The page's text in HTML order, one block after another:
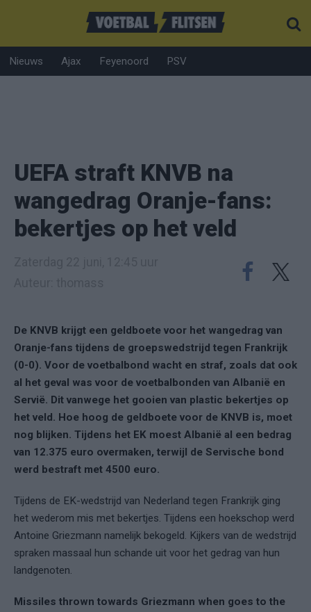
Nieuws Ajax Feyenoord PSV
UEFA straft KNVB na
wangedrag Oranje-fans:
bekertjes op het veld
De KNVB krijgt een geldboete voor het wangedrag van
Oranje-fans tijdens de groepswedstrijd tegen Frankrijk
(0-0). Voor de voetbalbond wacht en straf, zoals dat ook
al het geval was voor de voetbalbonden van Albanië en
Servië. Dit vanwege het gooien van plastic bekertjes op
het veld. Hoe hoog de geldboete voor de KNVB is, moet
nog blijken. Tijdens het EK moest Albanië al een bedrag
van 12.375 euro overmaken, terwijl de Servische bond
werd bestraft met 4500 euro.
Tijdens de EK-wedstrijd van Nederland tegen Frankrijk ging
het wederom mis met bekertjes. Tijdens een hoekschop werd
Antoine Griezmann namelijk bekogeld. Kijkers van de wedstrijd
spraken massaal hun schande uit voor het gedrag van hun
landgenoten.
Missiles thrown towards Griezmann when goes to the